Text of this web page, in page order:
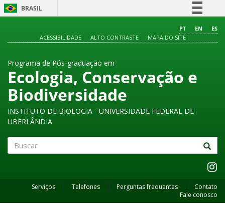
BRASIL
Comunica BR
Acesso à informação
Legislação
PT EN
ES
ACESSIBILIDADE
ALTO CONTRASTE MAPA DO SITE
Programa de Pós-graduação em
Ecologia, Conservação e
Biodiversidade
INSTITUTO DE BIOLOGIA - UNIVERSIDADE FEDERAL DE
UBERLÂNDIA
Serviços Telefones Perguntas frequentes
Contato
Fale conosco